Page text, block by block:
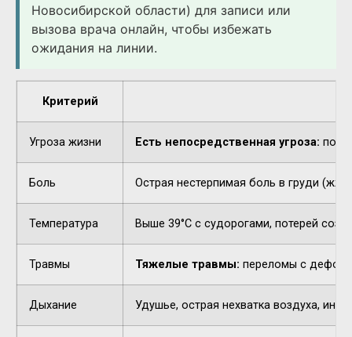
Новосибирской области) для записи или
вызова врача онлайн, чтобы избежать
ожидания на линии.
Критерий
Угроза жизни Есть непосредственная угроза:
Боль Острая нестерпимая боль в груди
Температура Выше 39°C с судорогами, потерей
Травмы Тяжелые травмы: переломы с
Дыхание Удушье, острая нехватка воздуха,